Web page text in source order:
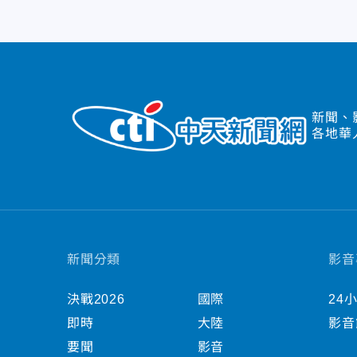
新聞、
各地華
新聞分類
決戰2026
即時
要聞
國際
大陸
影音
影
24
影